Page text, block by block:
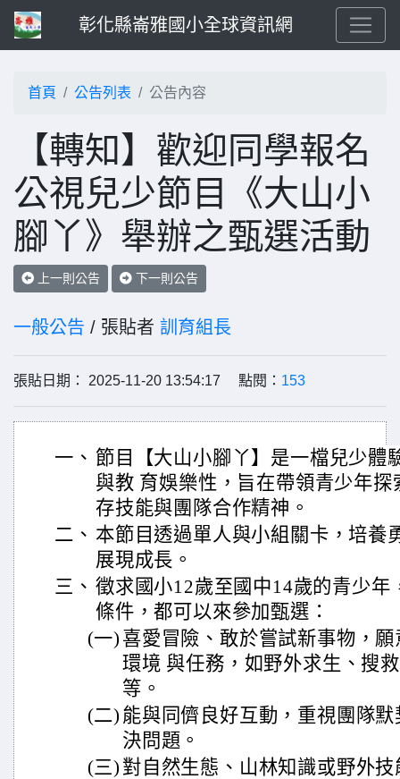
彰化縣崙雅國小全球資訊網
首頁 公告列表 公告內容
【轉知】歡迎同學報名
公視兒少節目《大山小
腳丫》舉辦之甄選活動
上一則公告 下一則公告
一般公告 / 張貼者 訓育組長
張貼日期： 2025-11-20 13:54:17 點閱： 153
一、 節目【大山小腳丫】是一檔兒少體
與教 育娛樂性，旨在帶領青少年
存技能與團隊合作精神。
二、 本節目透過單人與小組關卡，培養
展現成長。
三、 徵求國小12歲至國中14歲的青少年
條件，都可以來參加甄選：
(一) 喜愛冒險、敢於嘗試新事物，
環境 與任務，如野外求生、搜
等。
(二) 能與同儕良好互動，重視團隊
決問題。
(三) 對自然生態、山林知識或野外